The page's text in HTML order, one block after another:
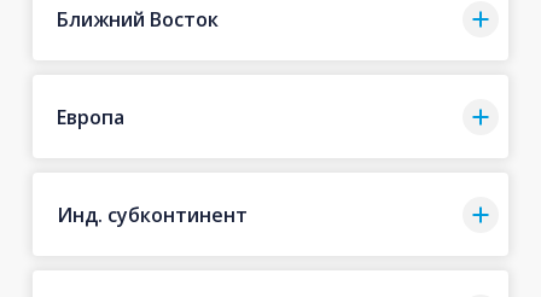
Ближний Восток
Европа
Инд. субконтинент